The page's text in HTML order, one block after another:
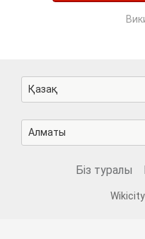
Қазақ
Алматы
Біз туралы